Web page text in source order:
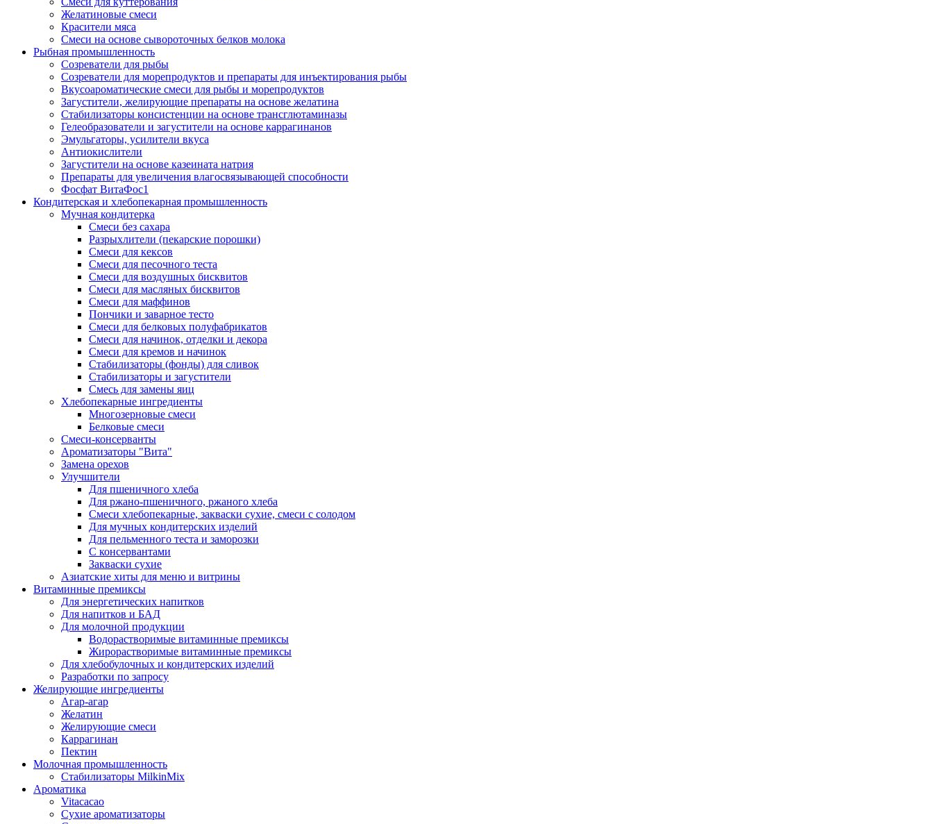
Желатиновые смеси
Красители мяса
Смеси на основе сывороточных белков молока
Рыбная промышленность
Созреватели для рыбы
Созреватели для морепродуктов и препараты для инъектирования рыбы
Вкусоароматические смеси для рыбы и морепродуктов
Загустители, желирующие препараты на основе желатина
Стабилизаторы консистенции на основе трансглютаминазы
Гелеобразователи и загустители на основе каррагинанов
Эмульгаторы, усилители вкуса
Антиокислители
Загустители на основе казеината натрия
Препараты для увеличения влагосвязывающей способности
Фосфат ВитаФос1
Кондитерская и хлебопекарная промышленность
Мучная кондитерка
Смеси без сахара
Разрыхлители (пекарские порошки)
Смеси для кексов
Смеси для песочного теста
Смеси для воздушных бисквитов
Смеси для масляных бисквитов
Смеси для маффинов
Пончики и заварное тесто
Cмеси для белковых полуфабрикатов
Смеси для начинок, отделки и декора
Смеси для кремов и начинок
Стабилизаторы (фонды) для сливок
Стабилизаторы и загустители
Смесь для замены яиц
Хлебопекарные ингредиенты
Многозерновые смеси
Белковые смеси
Смеси-консерванты
Ароматизаторы "Вита"
Замена орехов
Улучшители
Для пшеничного хлеба
Для ржано-пшеничного, ржаного хлеба
Смеси хлебопекарные, закваски сухие, смеси с солодом
Для мучных кондитерских изделий
Для пельменного теста и заморозки
С консервантами
Закваски сухие
Азиатские хиты для меню и витрины
Витаминные премиксы
Для энергетических напитков
Для напитков и БАД
Для молочной продукции
Водорастворимые витаминные премиксы
Жирорастворимые витаминные премиксы
Для хлебобулочных и кондитерских изделий
Разработки по запросу
Желирующие ингредиенты
Агар-агар
Желатин
Желирующие смеси
Каррагинан
Пектин
Молочная промышленность
Стабилизаторы MilkinMix
Ароматика
Vitacacao
Сухие ароматизаторы